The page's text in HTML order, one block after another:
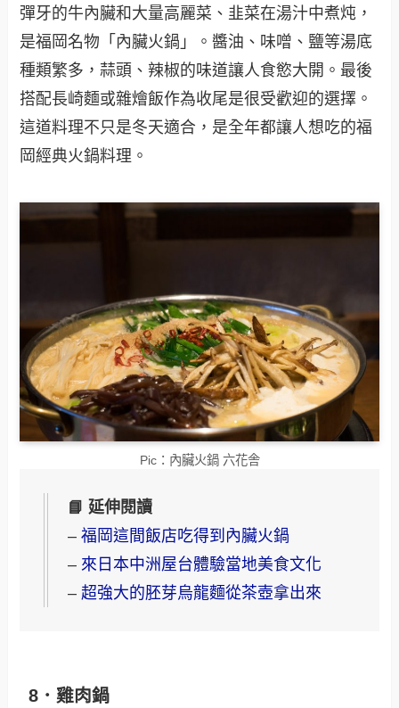
彈牙的牛內臟和大量高麗菜、韭菜在湯汁中煮炖，
是福岡名物「內臟火鍋」。醬油、味噌、鹽等湯底
種類繁多，蒜頭、辣椒的味道讓人食慾大開。最後
搭配長崎麵或雜燴飯作為收尾是很受歡迎的選擇。
這道料理不只是冬天適合，是全年都讓人想吃的福
岡經典火鍋料理。
Pic：內臟火鍋 六花舎
📘 延伸閱讀
–福岡這間飯店吃得到內臟火鍋
–來日本中洲屋台體驗當地美食文化
– 超強大的胚芽烏龍麵從茶壺拿出來
8．雞肉鍋